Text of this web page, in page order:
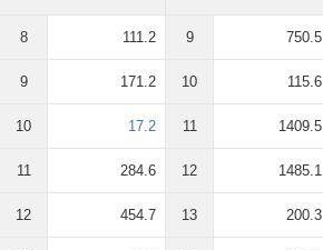
8 111.2
9 171.2
10 17.2
11 284.6
12 454.7
9 750.5
10 115.6
11 1409.5
12 1485.1
13 200.3